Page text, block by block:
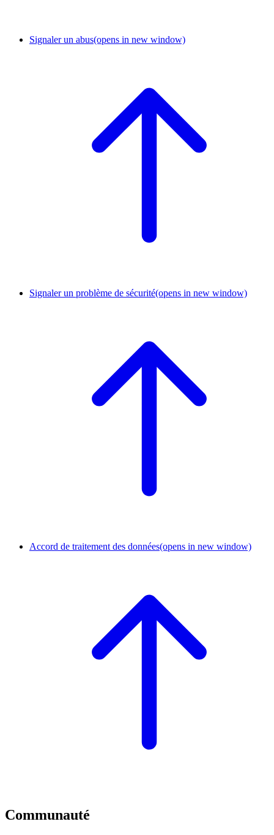
Signaler un abus(opens in new window)
Signaler un problème de sécurité(opens in new window)
Accord de traitement des données(opens in new window)
Communauté